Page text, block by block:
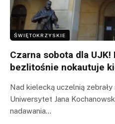
ŚWIĘTOKRZYSKIE
Czarna sobota dla
bezlitośnie nokautuje
Nad kielecką uczelnią zebrały
Uniwersytet Jana
nadawania…